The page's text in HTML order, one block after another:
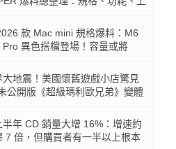
款 Mac mini 規格爆料：M6
Pro 異色搭檔登場！容量或將
大地震！美國懷舊遊戲小店驚見
公開版《超級瑪利歐兄弟》變體
半年 CD 銷量大增 16%：增速約
7 倍，但購買者有一半以上根本